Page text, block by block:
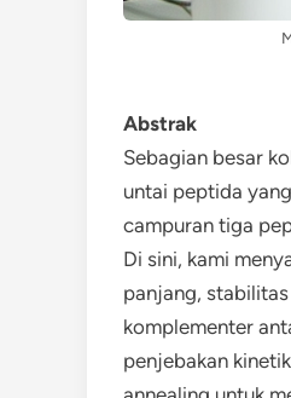
Abstrak
Sebagian besar
untai peptida
campuran tiga
Di sini, kami
panjang,
komplementer
penjebakan